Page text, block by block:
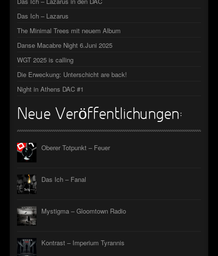
►
►
►
Das Ich – Lazarus
The Minimal Trees mit neuem Album
Danse Macabre Night 6.Juni 2025
WGT 2025 is calling
Die Erweckung: Unterschicht are back!
Night in Athens DAC #1
Neue Veröffentlichungen:
Oberer Totpunkt – Feuer
Das Ich – Fanal
Mystigma – Gloomtown Radio
Kontrast – Imperium Tyrannis